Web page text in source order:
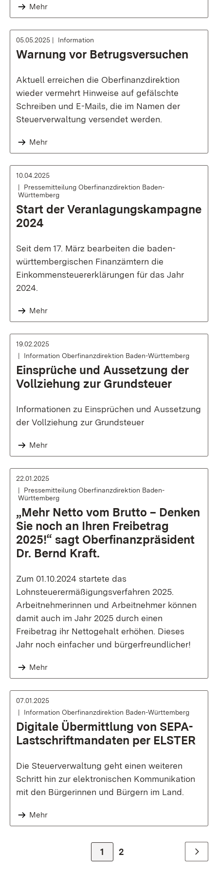
Mehr
05.05.2025 Information
Warnung vor Betrugsversuchen
Aktuell erreichen die Oberfinanzdirektion
wieder vermehrt Hinweise auf gefälschte
Schreiben und E-Mails, die im Namen der
Steuerverwaltung versendet werden.
Mehr
10.04.2025
Pressemitteilung Oberfinanzdirektion Baden-
Württemberg
Start der Veranlagungskampagne
2024
Seit dem 17. März bearbeiten die baden-
württembergischen Finanzämtern die
Einkommensteuererklärungen für das Jahr
2024.
Mehr
19.02.2025
Information Oberfinanzdirektion Baden-Württemberg
Einsprüche und Aussetzung der
Vollziehung zur Grundsteuer
Informationen zu Einsprüchen und Aussetzung
der Vollziehung zur Grundsteuer
Mehr
22.01.2025
Pressemitteilung Oberfinanzdirektion Baden-
Württemberg
„Mehr Netto vom Brutto – Denken
Sie noch an Ihren Freibetrag
2025!“ sagt Oberfinanzpräsident
Dr. Bernd Kraft.
Zum 01.10.2024 startete das
Lohnsteuerermäßigungsverfahren 2025.
Arbeitnehmerinnen und Arbeitnehmer können
damit auch im Jahr 2025 durch einen
Freibetrag ihr Nettogehalt erhöhen. Dieses
Jahr noch einfacher und bürgerfreundlicher!
Mehr
07.01.2025
Information Oberfinanzdirektion Baden-Württemberg
Digitale Übermittlung von SEPA-
Lastschriftmandaten per ELSTER
Die Steuerverwaltung geht einen weiteren
Schritt hin zur elektronischen Kommunikation
mit den Bürgerinnen und Bürgern im Land.
Mehr
Zur Seite
1 Zur Seite
2 Weiter